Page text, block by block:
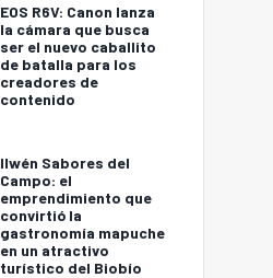
EOS R6V: Canon lanza
la cámara que busca
ser el nuevo caballito
de batalla para los
creadores de
contenido
Ilwén Sabores del
Campo: el
emprendimiento que
convirtió la
gastronomía mapuche
en un atractivo
turístico del Biobío